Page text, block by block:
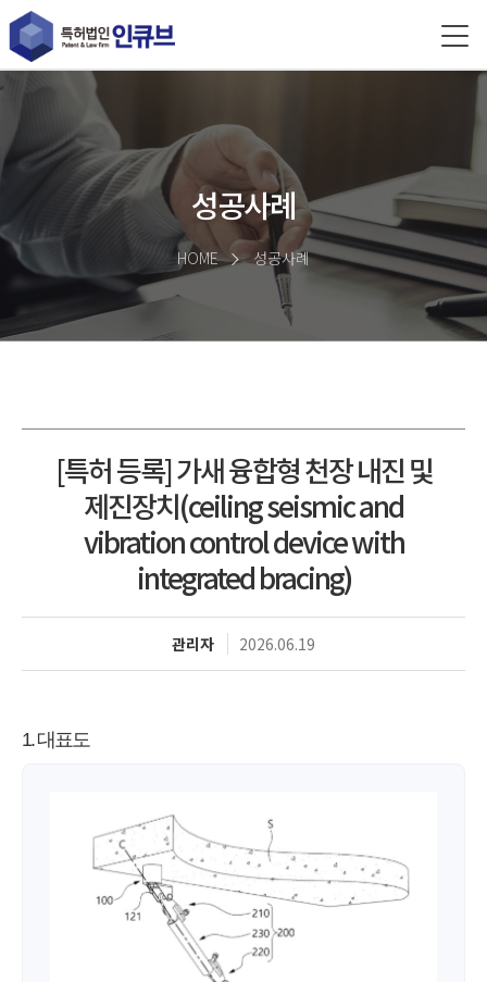
성공사례
HOME 성공사례
[특허 등록] 가새 융합형 천장 내진 및
제진장치(ceiling seismic and
vibration control device with
integrated bracing)
관리자 2026.06.19
1. 대표도